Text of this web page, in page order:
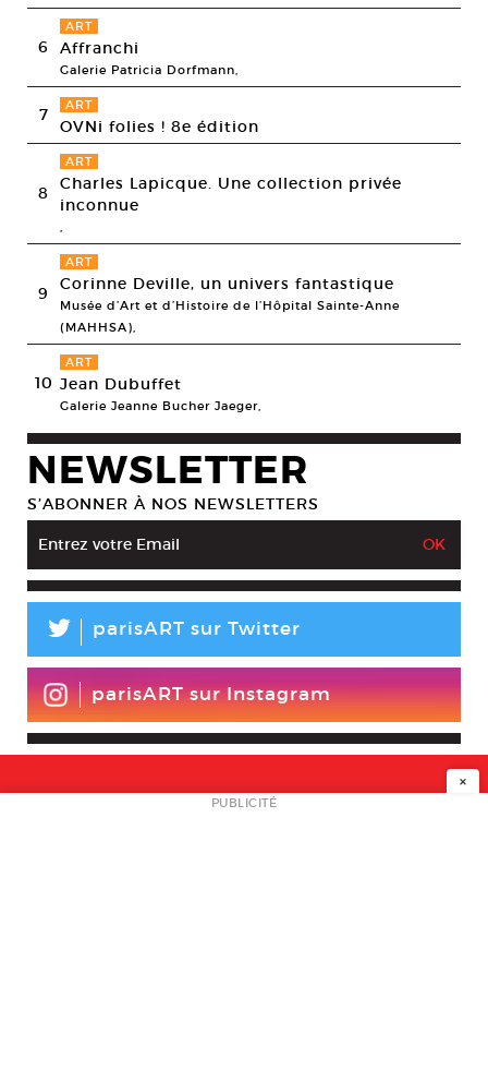
6
ART
Affranchi
Galerie Patricia Dorfmann,
7 ART
OVNi folies ! 8e édition
8
ART
Charles Lapicque. Une collection privée
inconnue
,
9
ART
Corinne Deville, un univers fantastique
Musée d’Art et d’Histoire de l’Hôpital Sainte-Anne
(MAHHSA),
10
ART
Jean Dubuffet
Galerie Jeanne Bucher Jaeger,
NEWSLETTER
S’ABONNER À NOS NEWSLETTERS
L parisART sur Twitter
parisART sur Instagram
NEWSLETTER
×
PUBLICITÉ